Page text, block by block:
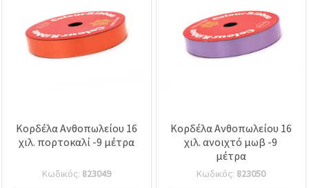
Κορδέλα Ανθοπωλείου 16
χιλ. πορτοκαλί -9 μέτρα
Κωδικός: 823049
Κορδέλα Ανθοπωλείου 16
χιλ. ανοιχτό μωβ -9
μέτρα
Κωδικός: 823050